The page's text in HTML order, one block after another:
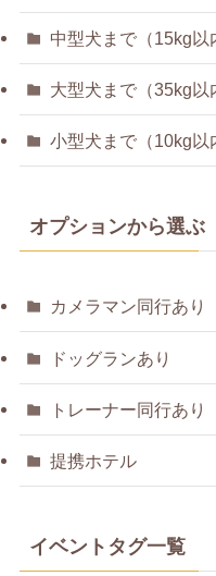
中型犬まで（15kg以
大型犬まで（35kg以
小型犬まで（10kg以
オプションから選ぶ
カメラマン同行あり
ドッグランあり
トレーナー同行あり
提携ホテル
イベントタグ一覧